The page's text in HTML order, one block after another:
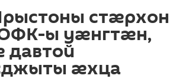
стӕрхон
ы уӕнгтӕн,
ӕхца